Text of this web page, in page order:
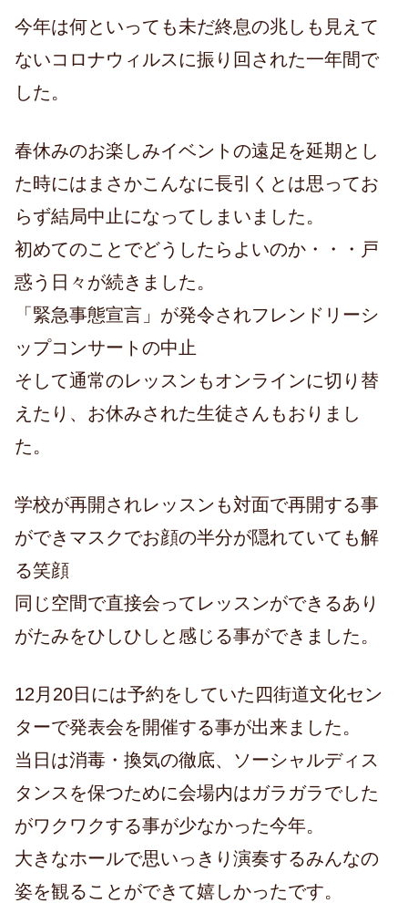
今年は何といっても未だ終息の兆しも見えて
ないコロナウィルスに振り回された一年間で
した。
春休みのお楽しみイベントの遠足を延期とし
た時にはまさかこんなに長引くとは思ってお
らず結局中止になってしまいました。
初めてのことでどうしたらよいのか・・・戸
惑う日々が続きました。
「緊急事態宣言」が発令されフレンドリーシ
ップコンサートの中止
そして通常のレッスンもオンラインに切り替
えたり、お休みされた生徒さんもおりまし
た。
学校が再開されレッスンも対面で再開する事
ができマスクでお顔の半分が隠れていても解
る笑顔
同じ空間で直接会ってレッスンができるあり
がたみをひしひしと感じる事ができました。
12月20日には予約をしていた四街道文化セン
ターで発表会を開催する事が出来ました。
当日は消毒・換気の徹底、ソーシャルディス
タンスを保つために会場内はガラガラでした
がワクワクする事が少なかった今年。
大きなホールで思いっきり演奏するみんなの
姿を観ることができて嬉しかったです。